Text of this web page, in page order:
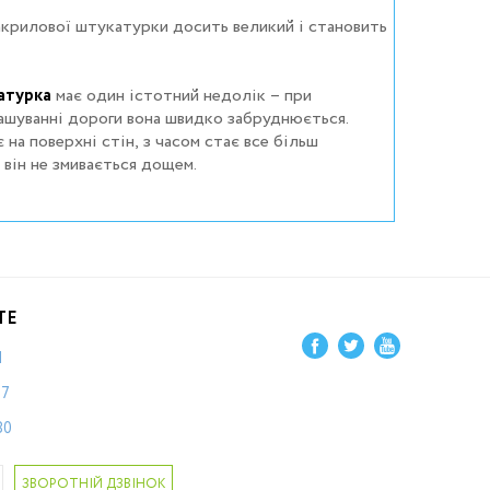
штукатурки досить великий і становить
має один істотний недолік – при
дороги вона швидко забруднюється.
поверхні стін, з часом стає все більш
не змивається дощем.